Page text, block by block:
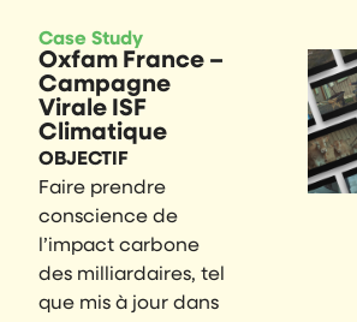
Case Study
Oxfam France –
Campagne
Virale ISF
Climatique
OBJECTIF
Faire prendre
conscience de
l’impact carbone
des milliardaires, tel
que mis à jour dans